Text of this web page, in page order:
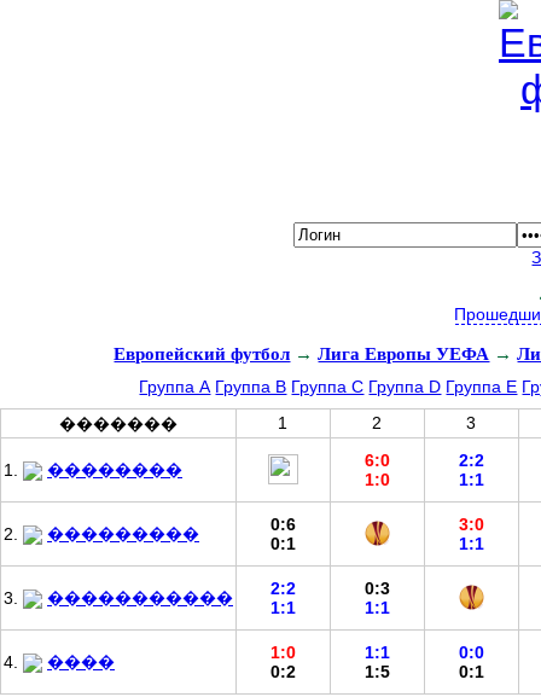
Европейский футбол →Лига Европы УЕФА →
Группа А Группа B Группа C Группа D Группа E
�������
1 2 3
1. ��������
6:0
1:0
2:2
1:1
2. ���������
0:6
0:1
3:0
1:1
3. �����������
2:2
1:1
0:3
1:1
4. ����
1:0
0:2
1:1
1:5
0:0
0:1